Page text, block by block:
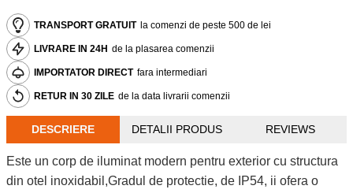
TRANSPORT GRATUIT la comenzi de peste 500 de lei
LIVRARE IN 24H de la plasarea comenzii
IMPORTATOR DIRECT fara intermediari
RETUR IN 30 ZILE de la data livrarii comenzii
DESCRIERE DETALII PRODUS REVIEWS
Este un corp de iluminat modern pentru exterior cu structura
din otel inoxidabil,Gradul de protectie, de IP54, ii ofera o